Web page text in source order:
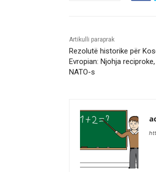
Artikulli paraprak
Rezolutë historike për
Evropian: Njohja
NATO-s